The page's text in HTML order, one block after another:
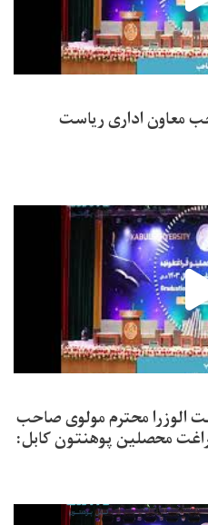
معاون اداری ریاست
الوزرا محترم مولوی صاحب
محصلین پوهنتون کابل: